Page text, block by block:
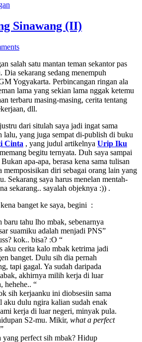
Sinawang (II)
salah satu mantan teman sekantor pas
sekarang sedang menempuh
Yogyakarta. Perbincangan ringan ala
lama yang sekian lama nggak ketemu
terbaru masing-masing, cerita tentang
dll.
dari situlah saya jadi ingat sama
lalu, yang juga sempat di-publish di buku
Cinta , yang judul artikelnya Urip Iku
begitu ternyata. Duh saya sampai
apa-apa, berasa kena sama tulisan
memposisikan diri sebagai orang lain yang
Sekarang saya harus menelan mentah-
sekarang.. sayalah objeknya :)) .
banget ke saya, begini :
baru tahu lho mbak, sebenarnya
suamiku adalah menjadi PNS”
kok.. bisa? :O “
aku cerita kalo mbak ketrima jadi
banget. Dulu sih dia pernah
tapi gagal. Ya sudah daripada
akhirnya milih kerja di luar
hehehe.. “
sih kerjaanku ini diobsesiin sama
aku dulu ngira kalian sudah enak
kerja di luar negeri, minyak pula.
S2-mu. Mikir, what a perfect
yang perfect sih mbak? Hidup